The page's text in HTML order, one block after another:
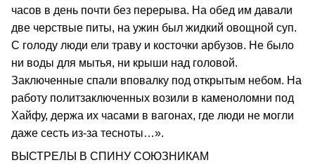
часов в день почти без перерыва. На обед им давали
две черствые питы, на ужин был жидкий овощной суп.
С голоду люди ели траву и косточки арбузов. Не было
ни воды для мытья, ни крыши над головой.
Заключенные спали вповалку под открытым небом. На
работу политзаключенных возили в каменоломни под
Хайфу, держа их часами в вагонах, где люди не могли
даже сесть из-за тесноты…».
ВЫСТРЕЛЫ В СПИНУ СОЮЗНИКАМ